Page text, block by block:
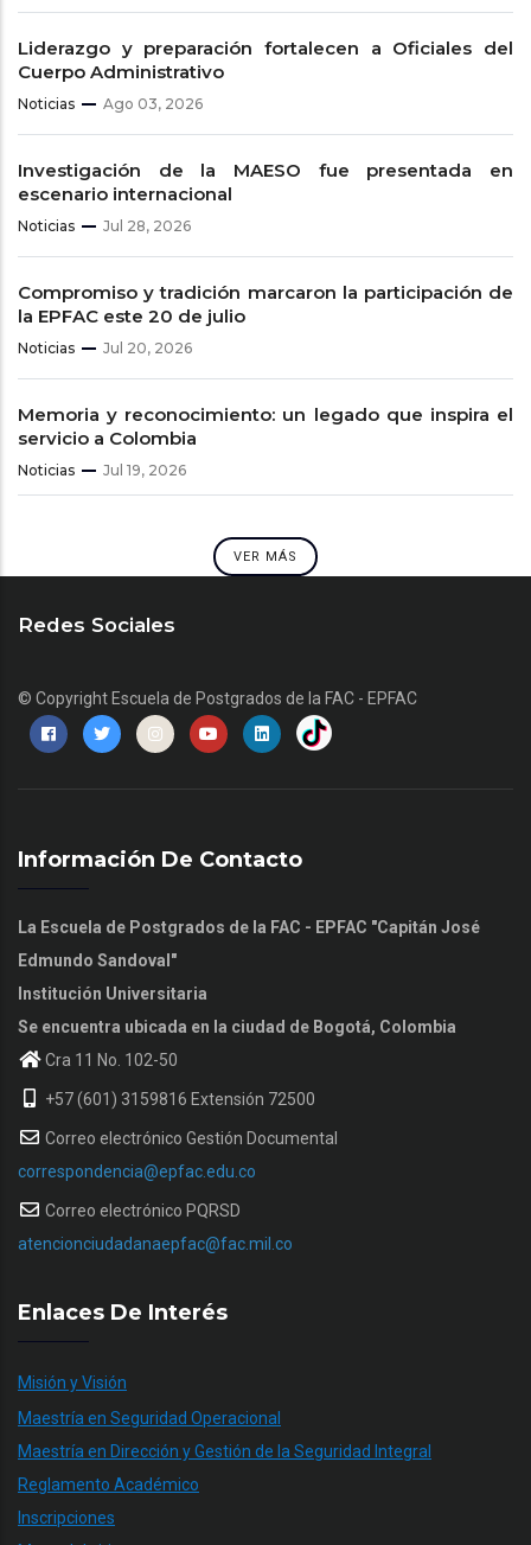
Liderazgo y preparación fortalecen a Oficiales del
Cuerpo Administrativo
Noticias Ago 03, 2026
Investigación de la MAESO fue presentada en
escenario internacional
Noticias Jul 28, 2026
Compromiso y tradición marcaron la participación de
la EPFAC este 20 de julio
Noticias Jul 20, 2026
Memoria y reconocimiento: un legado que inspira el
servicio a Colombia
Noticias Jul 19, 2026
VER MÁS
Redes Sociales
© Copyright Escuela de Postgrados de la FAC - EPFAC
Información De Contacto
La Escuela de Postgrados de la FAC - EPFAC "Capitán José
Edmundo Sandoval"
Institución Universitaria
Se encuentra ubicada en la ciudad de Bogotá, Colombia
Cra 11 No. 102-50
+57 (601) 3159816 Extensión 72500
Correo electrónico Gestión Documental
correspondencia@epfac.edu.co
Correo electrónico PQRSD
atencionciudadanaepfac@fac.mil.co
Enlaces De Interés
Misión y Visión
Maestría en Seguridad Operacional
Maestría en Dirección y Gestión de la Seguridad Integral
Reglamento Académico
Inscripciones